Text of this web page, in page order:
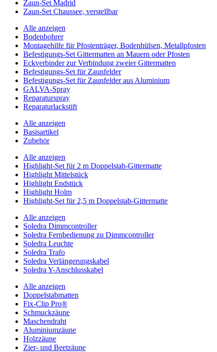
Zaun-Set Madrid
Zaun-Set Chaussee, verstellbar
Alle anzeigen
Bodenbohrer
Montagehilfe für Pfostenträger, Bodenhülsen, Metallpfosten
Befestigungs-Set Gittermatten an Mauern oder Pfosten
Eckverbinder zur Verbindung zweier Gittermatten
Befestigungs-Set für Zaunfelder
Befestigungs-Set für Zaunfelder aus Aluminium
GALVA-Spray
Reparaturspray
Reparaturlackstift
Alle anzeigen
Basisartikel
Zubehör
Alle anzeigen
Highlight-Set für 2 m Doppelstab-Gittermatte
Highlight Mittelstück
Highlight Endstück
Highlight Holm
Highlight-Set für 2,5 m Doppelstab-Gittermatte
Alle anzeigen
Soledra Dimmcontroller
Soledra Fernbedienung zu Dimmcontroller
Soledra Leuchte
Soledra Trafo
Soledra Verlängerungskabel
Soledra Y-Anschlusskabel
Alle anzeigen
Doppelstabmatten
Fix-Clip Pro®
Schmuckzäune
Maschendraht
Aluminiumzäune
Holzzäune
Zier- und Beetzäune